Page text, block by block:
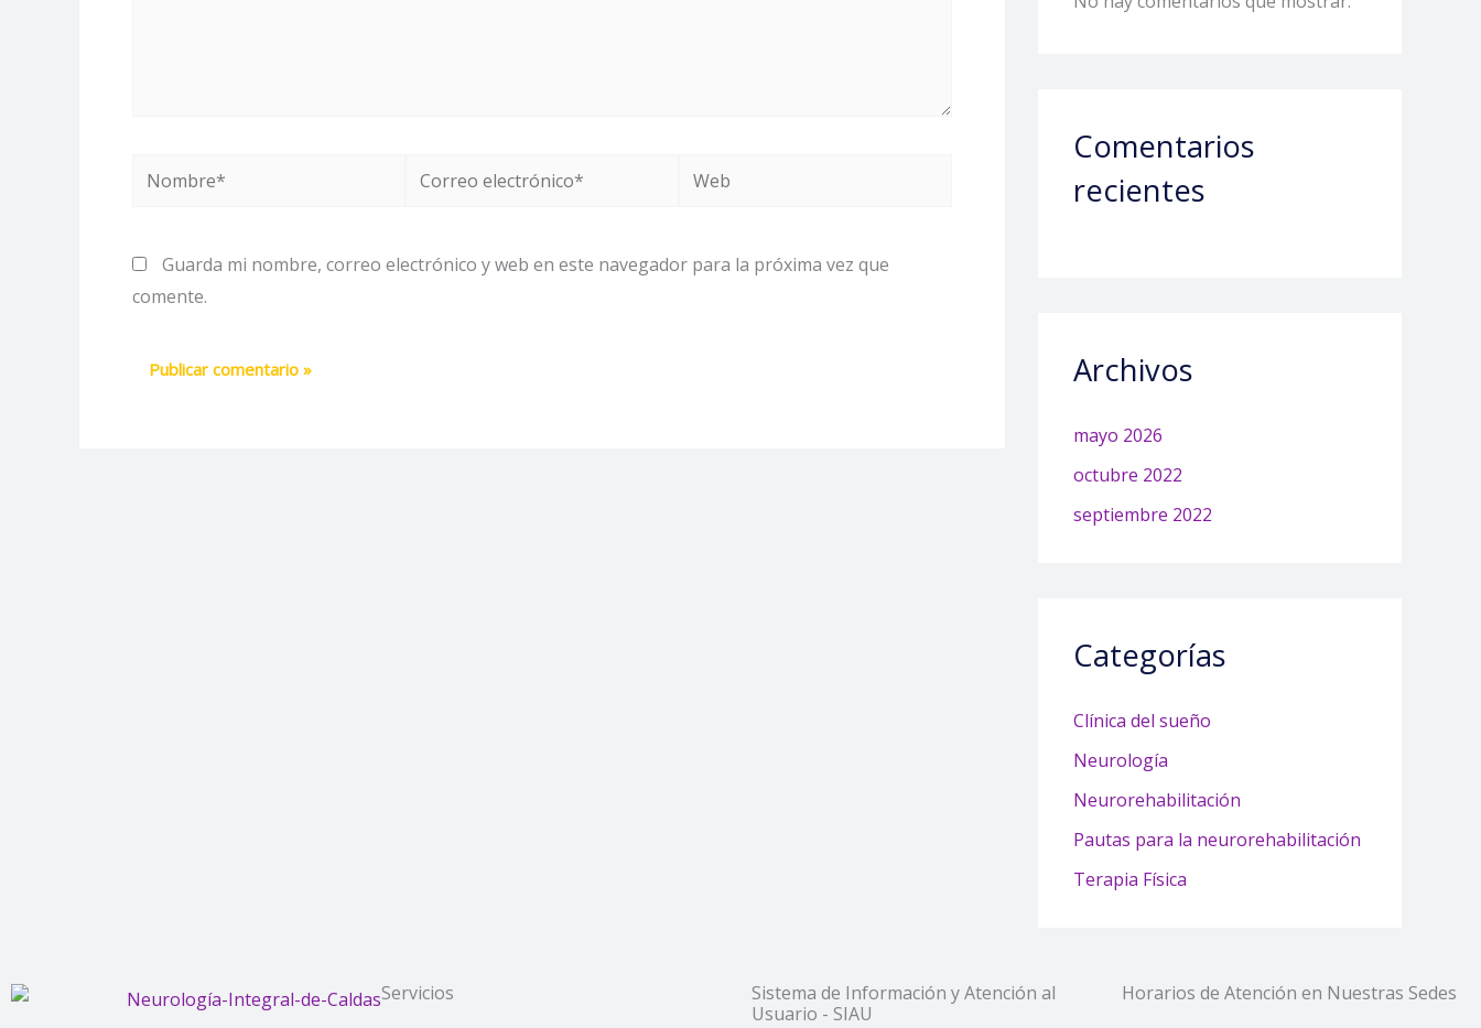
Nombre*
Correo
Web
Guarda mi nombre, correo electrónico y web en este navegador para la próxima vez que
comente.
Comentarios
recientes
Archivos
mayo 2026
octubre 2022
septiembre 2022
Categorías
Clínica del sueño
Neurología
Neurorehabilitación
Pautas para la neurorehabilitación
Terapia Física
Servicios
Sistema de Información y Atención al
Usuario - SIAU
Horarios de Atención en Nuestras Sedes